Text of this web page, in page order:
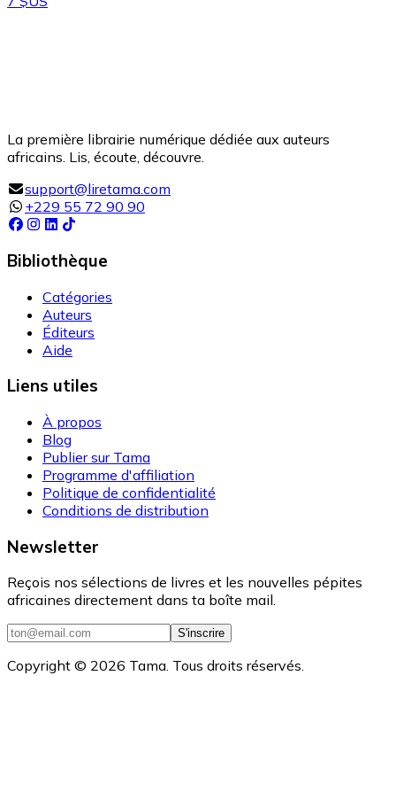
La première librairie numérique dédiée aux auteurs
africains. Lis, écoute, découvre.
support@liretama.com
+229 55 72 90 90
Bibliothèque
Catégories
Auteurs
Éditeurs
Aide
Liens utiles
À propos
Blog
Publier sur Tama
Programme d'affiliation
Politique de confidentialité
Conditions de distribution
Newsletter
Reçois nos sélections de livres et les nouvelles pépites
africaines directement dans ta boîte mail.
S'inscrire
Copyright © 2026 Tama. Tous droits réservés.